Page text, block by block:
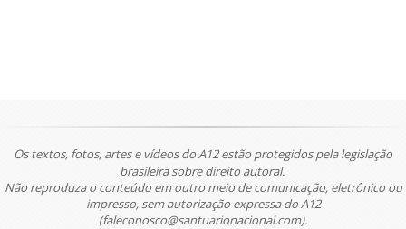
Os textos, fotos, artes e vídeos do A12 estão protegidos pela legislação
brasileira sobre direito autoral.
Não reproduza o conteúdo em outro meio de comunicação, eletrônico ou
impresso, sem autorização expressa do A12
(faleconosco@santuarionacional.com).